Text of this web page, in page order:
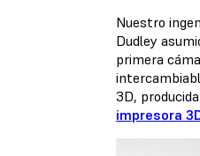
Nuestro
Dudley
primera
3D,
impresora